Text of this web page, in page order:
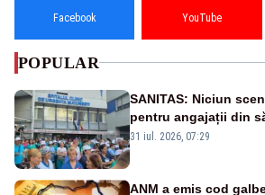
Facebook YouTube
POPULAR
SANITAS: Niciun
pentru angajații din
Legii salarizării
31 iul. 2026, 07:29
ANM a emis cod